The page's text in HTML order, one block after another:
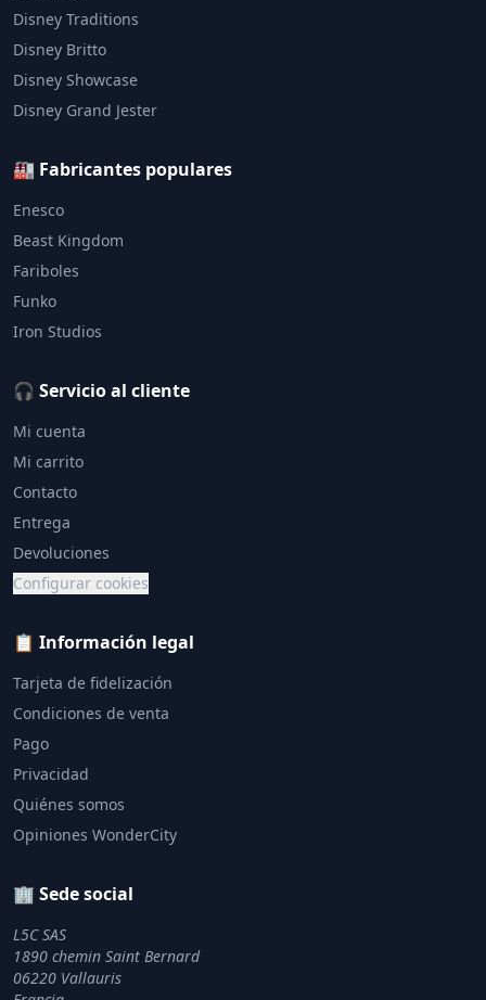
Disney Traditions
Disney Britto
Disney Showcase
Disney Grand Jester
🏭 Fabricantes populares
Enesco
Beast Kingdom
Fariboles
Funko
Iron Studios
🎧 Servicio al cliente
Mi cuenta
Mi carrito
Contacto
Entrega
Devoluciones
Configurar cookies
📋 Información legal
Tarjeta de fidelización
Condiciones de venta
Pago
Privacidad
Quiénes somos
Opiniones WonderCity
🏢 Sede social
L5C SAS
1890 chemin Saint Bernard
06220 Vallauris